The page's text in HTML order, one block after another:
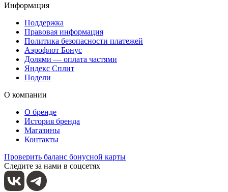
Информация
Поддержка
Правовая информация
Политика безопасности платежей
Аэрофлот Бонус
Долями — оплата частями
Яндекс Сплит
Подели
О компании
О бренде
История бренда
Магазины
Контакты
Проверить баланс бонусной карты
Следите за нами в соцсетях